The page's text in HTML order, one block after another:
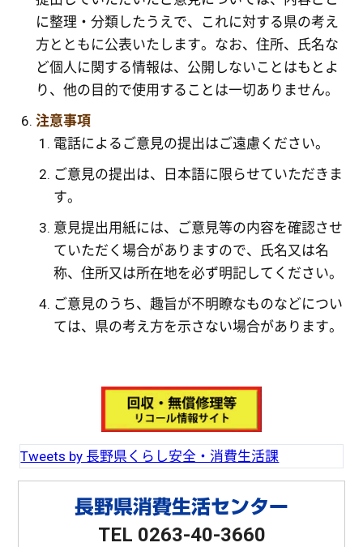
に整理・分類したうえで、これに対する県の考え
方とともに公表いたします。なお、住所、氏名な
ど個人に関する情報は、公開しないことはもとよ
り、他の目的で使用することは一切ありません。
注意事項
電話によるご意見の提出はご遠慮ください。
ご意見の提出は、日本語に限らせていただきま
す。
意見提出用紙には、ご意見等の内容を確認させ
ていただく場合がありますので、氏名又は名
称、住所又は所在地を必ず明記してください。
ご意見のうち、趣旨が不明瞭なものなどについ
ては、県の考え方を示さない場合があります。
Tweets by 長野県くらし安全・消費生活課
長野県消費生活センター
TEL 0263-40-3660